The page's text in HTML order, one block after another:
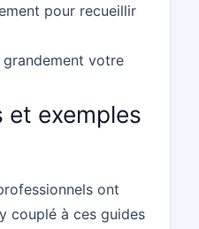
pour recueillir
votre
et exemples
ont
couplé à ces guides